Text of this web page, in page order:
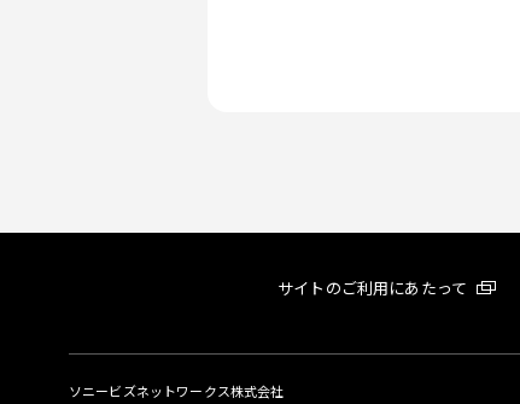
サイトのご利用にあたって
ソニービズネットワークス株式会社